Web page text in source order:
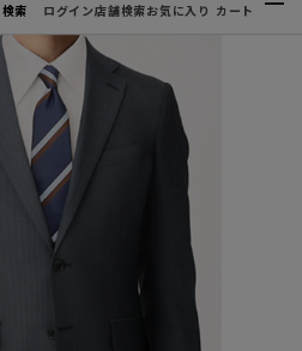
検索 ログイン店舗検索お気に入り カート